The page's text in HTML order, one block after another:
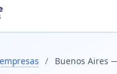
/ Buenos Aires